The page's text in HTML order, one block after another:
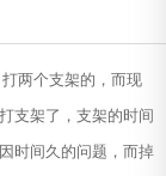
两个支架的，而现
支架了，支架的时间
时间久的问题，而掉